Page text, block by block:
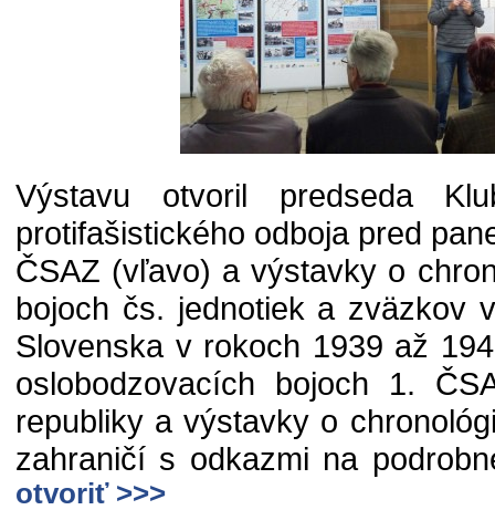
Výstavu otvoril predseda
protifašistického odboja pred
ČSAZ (vľavo) a výstavky o
bojoch čs. jednotiek a zväzkov
Slovenska v rokoch 1939 až
oslobodzovacích bojoch 1.
republiky a výstavky o
zahraničí s odkazmi na
otvoriť >>>